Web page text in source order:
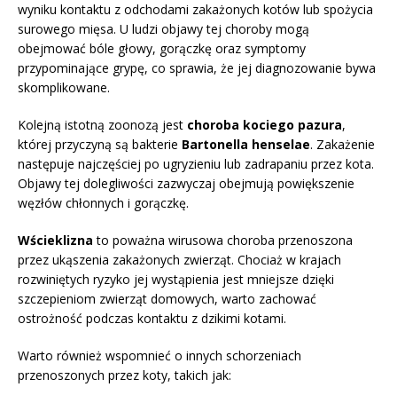
wyniku kontaktu z odchodami zakażonych kotów lub spożycia
surowego mięsa. U ludzi objawy tej choroby mogą
obejmować bóle głowy, gorączkę oraz symptomy
przypominające grypę, co sprawia, że jej diagnozowanie bywa
skomplikowane.
Kolejną istotną zoonozą jest choroba kociego pazura,
której przyczyną są bakterie Bartonella henselae. Zakażenie
następuje najczęściej po ugryzieniu lub zadrapaniu przez kota.
Objawy tej dolegliwości zazwyczaj obejmują powiększenie
węzłów chłonnych i gorączkę.
Wścieklizna to poważna wirusowa choroba przenoszona
przez ukąszenia zakażonych zwierząt. Chociaż w krajach
rozwiniętych ryzyko jej wystąpienia jest mniejsze dzięki
szczepieniom zwierząt domowych, warto zachować
ostrożność podczas kontaktu z dzikimi kotami.
Warto również wspomnieć o innych schorzeniach
przenoszonych przez koty, takich jak: